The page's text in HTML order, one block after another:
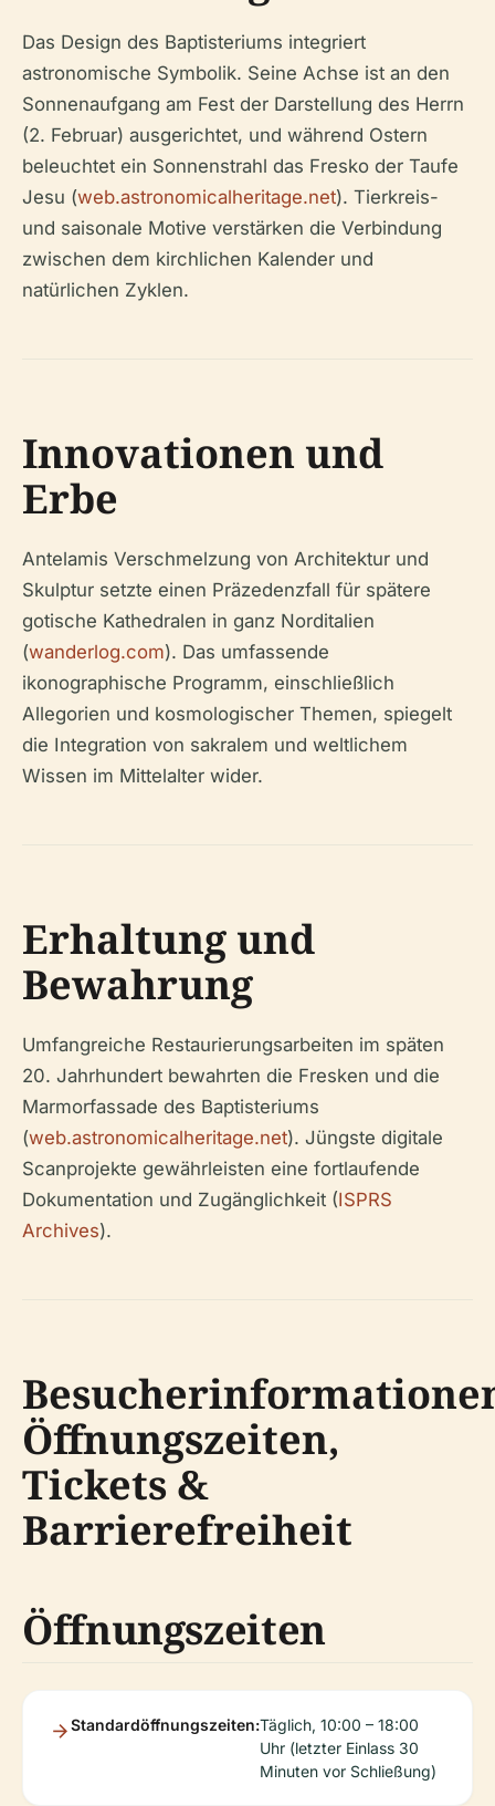
Das Design des Baptisteriums integriert
astronomische Symbolik. Seine Achse ist an den
Sonnenaufgang am Fest der Darstellung des Herrn
(2. Februar) ausgerichtet, und während Ostern
beleuchtet ein Sonnenstrahl das Fresko der Taufe
Jesu (web.astronomicalheritage.net). Tierkreis-
und saisonale Motive verstärken die Verbindung
zwischen dem kirchlichen Kalender und
natürlichen Zyklen.
Innovationen und
Erbe
Antelamis Verschmelzung von Architektur und
Skulptur setzte einen Präzedenzfall für spätere
gotische Kathedralen in ganz Norditalien
(wanderlog.com). Das umfassende
ikonographische Programm, einschließlich
Allegorien und kosmologischer Themen, spiegelt
die Integration von sakralem und weltlichem
Wissen im Mittelalter wider.
Erhaltung und
Bewahrung
Umfangreiche Restaurierungsarbeiten im späten
20. Jahrhundert bewahrten die Fresken und die
Marmorfassade des Baptisteriums
(web.astronomicalheritage.net). Jüngste digitale
Scanprojekte gewährleisten eine fortlaufende
Dokumentation und Zugänglichkeit (ISPRS
Archives).
Öffnungszeiten,
Tickets &
Barrierefreiheit
Öffnungszeiten
Standardöffnungszeiten:Täglich, 10:00 – 18:00
Uhr (letzter Einlass 30
Minuten vor Schließung)